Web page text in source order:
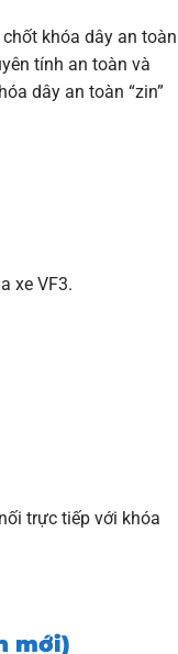
khóa dây an toàn
tính an toàn và
dây an toàn “zin”
xe VF3.
trực tiếp với khóa
mới)